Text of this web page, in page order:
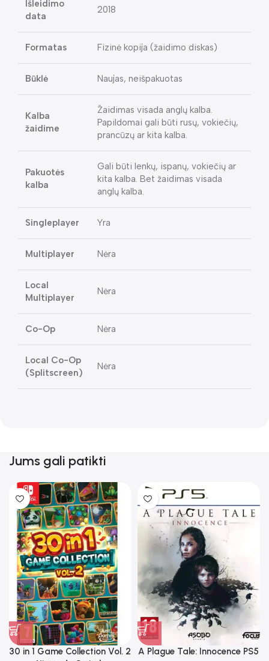
Išleidimo
data
2018
Formatas Fizinė kopija (žaidimo diskas)
Būklė Naujas, neišpakuotas
Kalba
žaidime
Žaidimas visada anglų kalba.
Papildomai gali būti rusų, vokiečių,
prancūzų ar kita kalba.
Pakuotės
kalba
Gali būti lenkų, ispanų, vokiečių ar
kita kalba. Bet žaidimas visada
anglų kalba.
Singleplayer Yra
Multiplayer Nėra
Local
Multiplayer
Nėra
Co-Op Nėra
Local Co-Op
(Splitscreen)
Nėra
Jums gali patikti
30 in 1 Game Collection Vol. 2
A Plague Tale: Innocence PS5